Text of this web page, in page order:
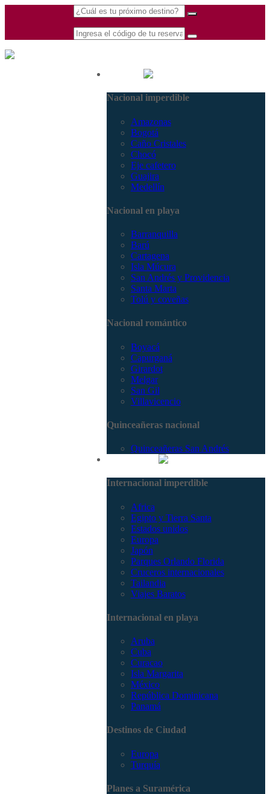
Nacional imperdible
Amazonas
Bogotá
Caño Cristales
Chocó
Eje cafetero
Guajira
Medellín
Nacional en playa
Barranquilla
Barú
Cartagena
Isla Múcura
San Andrés y Providencia
Santa Marta
Tolú y coveñas
Nacional romántico
Boyacá
Capurganá
Girardot
Melgar
San Gil
Villavicencio
Quinceañeras nacional
Quinceañeras San Andrés
Internacional imperdible
Africa
Egipto y Tierra Santa
Estados unidos
Europa
Japón
Parques Orlando Florida
Cruceros internacionales
Tailandia
Viajes Baratos
Internacional en playa
Aruba
Cuba
Curacao
Isla Margarita
México
República Dominicana
Panamá
Destinos de Ciudad
Europa
Turquía
Planes a Suramérica